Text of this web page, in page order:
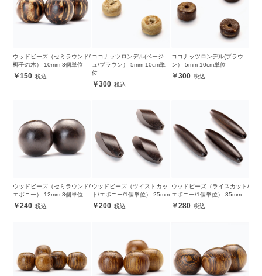
ウッドビーズ（セミラウンド/
椰子の木） 10mm 3個単位
150
ココナッツロンデル(ベージ
ュ/ブラウン） 5mm 10cm単
位
300
ココナッツロンデル(ブラウ
ン） 5mm 10cm単位
300
ウッドビーズ（セミラウンド/
エボニー） 12mm 3個単位
240
ウッドビーズ（ツイストカッ
ト/エボニー/1個単位） 25mm
200
ウッドビーズ（ライスカット/
エボニー/1個単位） 35mm
280